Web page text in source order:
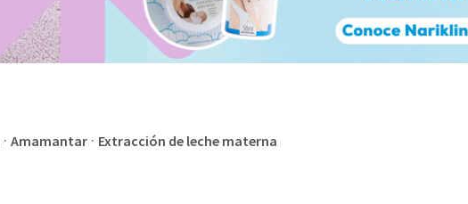
· Amamantar · Extracción de leche materna